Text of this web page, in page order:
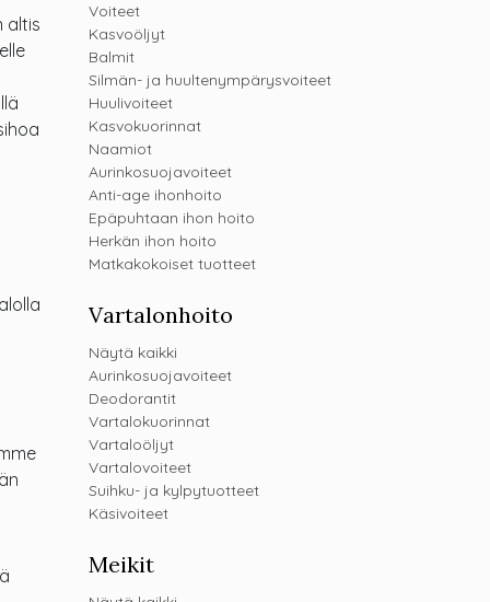
altis
Voiteet
Kasvoöljyt
Balmit
Silmän- ja huultenympärysvoiteet
Huulivoiteet
Kasvokuorinnat
Naamiot
Aurinkosuojavoiteet
Anti-age ihonhoito
Epäpuhtaan ihon hoito
Herkän ihon hoito
Matkakokoiset tuotteet
Vartalonhoito
Näytä kaikki
Aurinkosuojavoiteet
Deodorantit
Vartalokuorinnat
Vartaloöljyt
Vartalovoiteet
Suihku- ja kylpytuotteet
Käsivoiteet
Meikit